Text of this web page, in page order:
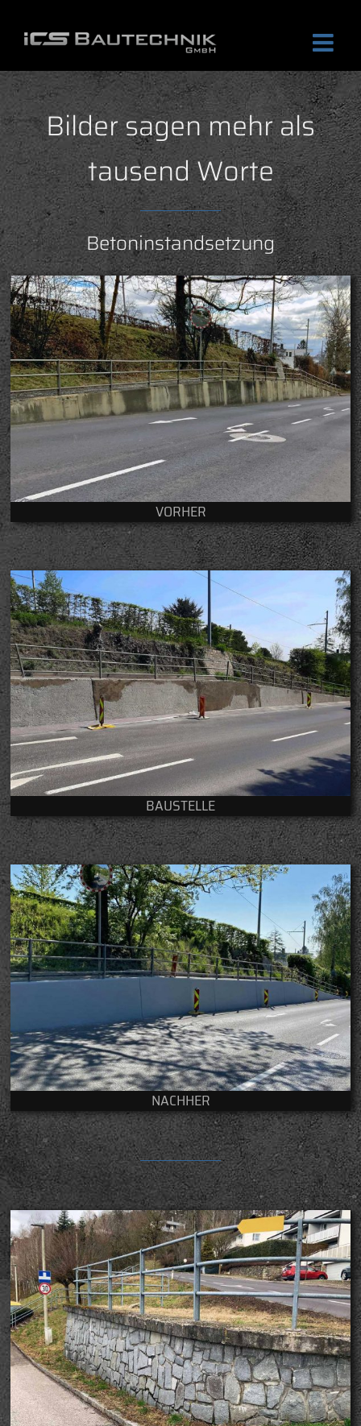
Inhalt
Bilder sagen mehr als
tausend Worte
Betoninstandsetzung
VORHER
BAUSTELLE
NACHHER